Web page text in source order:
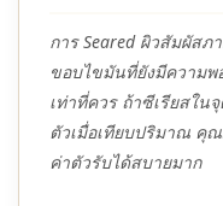
การ Seared ผิวสัมผัสภ
ขอบไขมันที่ยังมีความพ
เท่าที่ควร ถ้าซีเรียสใน
ตัวเมื่อเทียบปริมาณ คุ
ค่าตัวรับได้สบายมาก